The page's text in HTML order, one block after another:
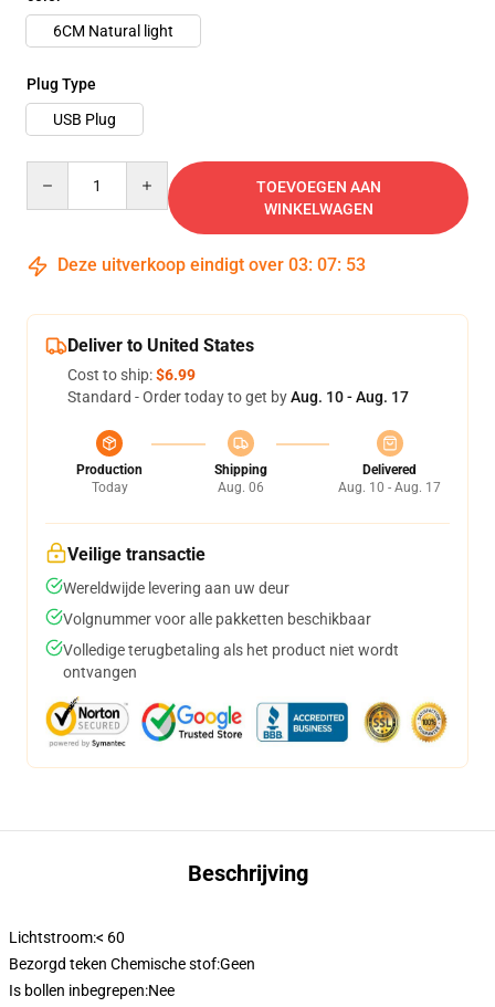
6CM Natural light
Plug Type
USB Plug
TOEVOEGEN AAN
WINKELWAGEN
Deze uitverkoop eindigt over 03: 07: 49
Deliver to United States
Cost to ship:$6.99
Standard - Order today to get byAug. 10 - Aug. 17
Production
Today
Shipping
Aug. 06
Delivered
Aug. 10 - Aug. 17
Veilige transactie
Wereldwijde levering aan uw deur
Volgnummer voor alle pakketten beschikbaar
Volledige terugbetaling als het product niet wordt
ontvangen
Beschrijving
Lichtstroom:< 60
Bezorgd teken Chemische stof:Geen
Is bollen inbegrepen:Nee